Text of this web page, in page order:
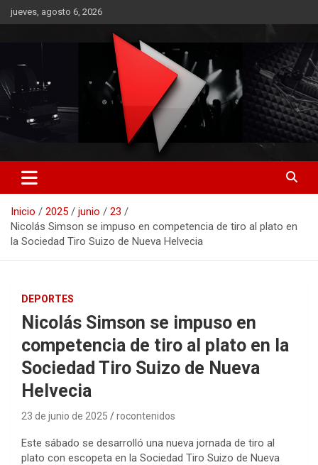
Saltar
al
jueves, agosto 6, 2026
RO CONTENIDOS
Inicio 2025 junio
23
Nicolás Simson se impuso en competencia de tiro al plato en
la Sociedad Tiro Suizo de Nueva Helvecia
DEPORTES
Nicolás Simson se impuso en
competencia de tiro al plato en la
Sociedad Tiro Suizo de Nueva
Helvecia
23 de junio de 2025 rocontenidos
Este sábado se desarrolló una nueva jornada de tiro al
plato con escopeta en la Sociedad Tiro Suizo de Nueva